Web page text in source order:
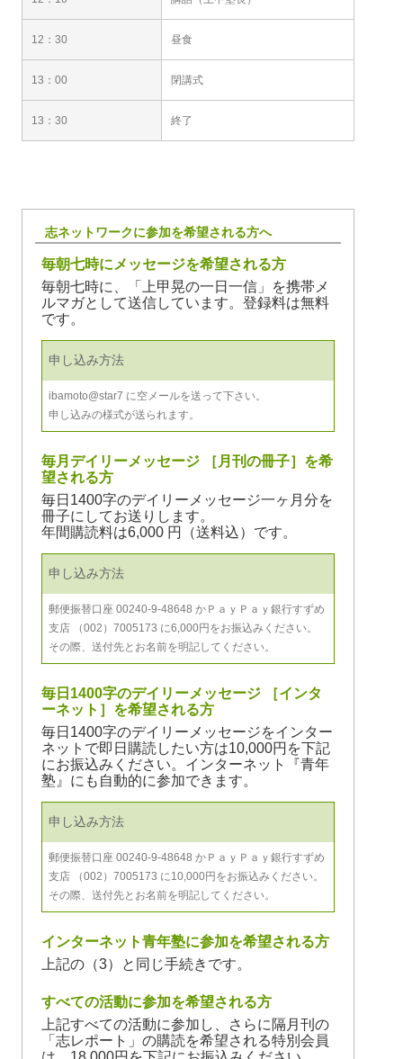
12：30 昼食
13：00 閉講式
13：30 終了
志ネットワークに参加を希望される方へ
毎朝七時にメッセージを希望される方
毎朝七時に、「上甲晃の一日一信」を携帯メ
ルマガとして送信しています。登録料は無料
です。
申し込み方法
ibamoto@star7 に空メールを送って下さい。
申し込みの様式が送られます。
毎月デイリーメッセージ ［月刊の冊子］を希
望される方
毎日1400字のデイリーメッセージ一ヶ月分を
冊子にしてお送りします。
年間購読料は6,000 円（送料込）です。
申し込み方法
郵便振替口座 00240-9-48648 かＰａｙＰａｙ銀行すずめ
支店 （002）7005173 に6,000円をお振込みください。
その際、送付先とお名前を明記してください。
毎日1400字のデイリーメッセージ ［インタ
ーネット］を希望される方
毎日1400字のデイリーメッセージをインター
ネットで即日購読したい方は10,000円を下記
にお振込みください。インターネット『青年
塾』にも自動的に参加できます。
申し込み方法
郵便振替口座 00240-9-48648 かＰａｙＰａｙ銀行すずめ
支店 （002）7005173 に10,000円をお振込みください。
その際、送付先とお名前を明記してください。
インターネット青年塾に参加を希望される方
上記の（3）と同じ手続きです。
すべての活動に参加を希望される方
上記すべての活動に参加し、さらに隔月刊の
「志レポート」の購読を希望される特別会員